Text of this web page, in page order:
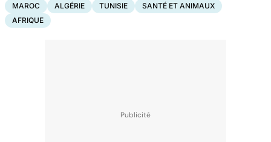
MAROC ALGÉRIE TUNISIE
SANTÉ ET ANIMAUX
AFRIQUE